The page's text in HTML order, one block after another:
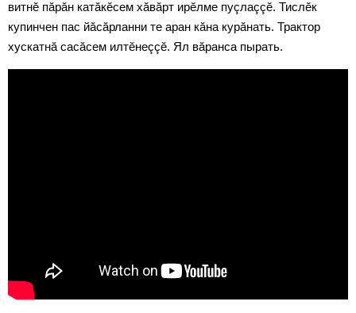
витнӗ пăрăн катăкӗсем хăвăрт ирӗлме пуçлаççӗ. Тислӗк
купинчен пас йăсăрланни те аран кăна курăнать. Трактор
хускатнă сасăсем илтӗнеççӗ. Ял вăранса пырать.